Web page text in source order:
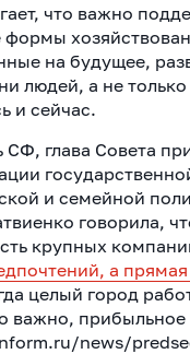
что важно
формы
на будущее,
людей, а не
и сейчас.
СФ, глава Совета
и семейной
говорила,
крупных
а
целый город
важно,
news/